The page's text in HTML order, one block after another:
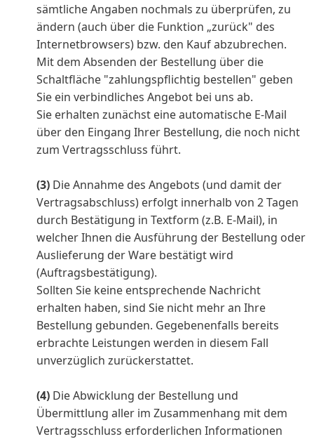
sämtliche Angaben nochmals zu überprüfen, zu
ändern (auch über die Funktion „zurück" des
Internetbrowsers) bzw. den Kauf abzubrechen.
Mit dem Absenden der Bestellung über die
Schaltfläche "zahlungspflichtig bestellen" geben
Sie ein verbindliches Angebot bei uns ab.
Sie erhalten zunächst eine automatische E-Mail
über den Eingang Ihrer Bestellung, die noch nicht
zum Vertragsschluss führt.
(3) Die Annahme des Angebots (und damit der
Vertragsabschluss) erfolgt innerhalb von 2 Tagen
durch Bestätigung in Textform (z.B. E-Mail), in
welcher Ihnen die Ausführung der Bestellung oder
Auslieferung der Ware bestätigt wird
(Auftragsbestätigung).
Sollten Sie keine entsprechende Nachricht
erhalten haben, sind Sie nicht mehr an Ihre
Bestellung gebunden. Gegebenenfalls bereits
erbrachte Leistungen werden in diesem Fall
unverzüglich zurückerstattet.
(4) Die Abwicklung der Bestellung und
Übermittlung aller im Zusammenhang mit dem
Vertragsschluss erforderlichen Informationen